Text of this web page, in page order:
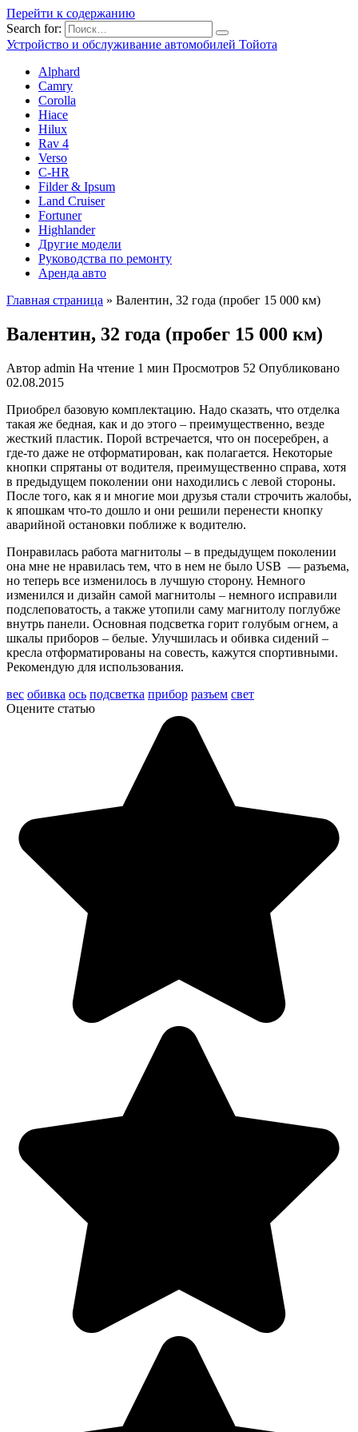
Перейти к содержанию
Search for:
Устройство и обслуживание автомобилей Тойота
Alphard
Camry
Corolla
Hiace
Hilux
Rav 4
Verso
C-HR
Filder & Ipsum
Land Cruiser
Fortuner
Highlander
Другие модели
Руководства по ремонту
Аренда авто
Главная страница » Валентин, 32 года (пробег 15 000 км)
Валентин, 32 года (пробег 15 000 км)
Автор admin На чтение 1 мин Просмотров 52 Опубликовано
02.08.2015
Приобрел базовую комплектацию. Надо сказать, что отделка
такая же бедная, как и до этого – преимущественно, везде
жесткий пластик. Порой встречается, что он посеребрен, а
где-то даже не отформатирован, как полагается. Некоторые
кнопки спрятаны от водителя, преимущественно справа, хотя
в предыдущем поколении они находились с левой стороны.
После того, как я и многие мои друзья стали строчить жалобы,
к япошкам что-то дошло и они решили перенести кнопку
аварийной остановки поближе к водителю.
Понравилась работа магнитолы – в предыдущем поколении
она мне не нравилась тем, что в нем не было USB — разъема,
но теперь все изменилось в лучшую сторону. Немного
изменился и дизайн самой магнитолы – немного исправили
подслеповатость, а также утопили саму магнитолу поглубже
внутрь панели. Основная подсветка горит голубым огнем, а
шкалы приборов – белые. Улучшилась и обивка сидений –
кресла отформатированы на совесть, кажутся спортивными.
Рекомендую для использования.
вес обивка ось подсветка прибор разъем свет
Оцените статью